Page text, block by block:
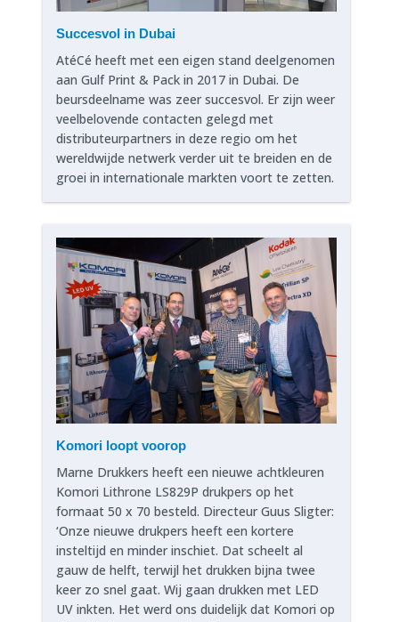
Succesvol in Dubai
AtéCé heeft met een eigen stand deelgenomen
aan Gulf Print & Pack in 2017 in Dubai. De
beursdeelname was zeer succesvol. Er zijn weer
veelbelovende contacten gelegd met
distributeurpartners in deze regio om het
wereldwijde netwerk verder uit te breiden en de
groei in internationale markten voort te zetten.
Komori loopt voorop
Marne Drukkers heeft een nieuwe achtkleuren
Komori Lithrone LS829P drukpers op het
formaat 50 x 70 besteld. Directeur Guus Sligter:
‘Onze nieuwe drukpers heeft een kortere
insteltijd en minder inschiet. Dat scheelt al
gauw de helft, terwijl het drukken bijna twee
keer zo snel gaat. Wij gaan drukken met LED
UV inkten. Het werd ons duidelijk dat Komori op